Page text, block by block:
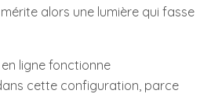
alors une lumière qui fasse
ligne fonctionne
cette configuration, parce